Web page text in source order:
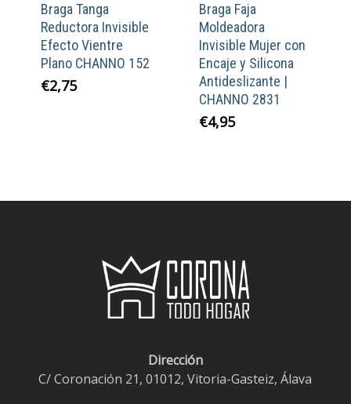
Braga Tanga
Reductora Invisible
Efecto Vientre
Plano CHANNO 152
€2,75
Braga Faja
Moldeadora
Invisible Mujer con
Encaje y Silicona
Antideslizante |
CHANNO 2831
€4,95
Dirección
C/ Coronación 21, 01012, Vitoria-Gasteiz, Álava